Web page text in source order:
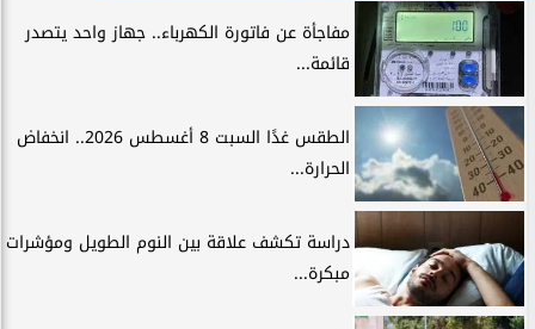
مفاجأة عن فاتورة الكهرباء.. جهاز واحد يتصدر
قائمة...
الطقس غدًا السبت 8 أغسطس 2026.. انخفاض
الحرارة...
دراسة تكشف علاقة بين النوم الطويل ومؤشرات
مبكرة...